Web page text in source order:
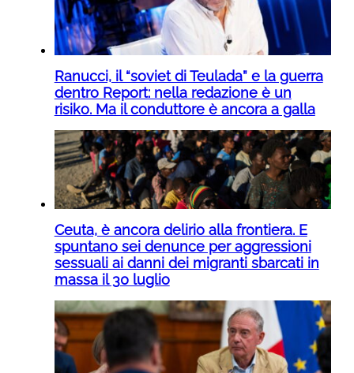
Ranucci, il “soviet di Teulada” e la guerra
dentro Report: nella redazione è un
risiko. Ma il conduttore è ancora a galla
Ceuta, è ancora delirio alla frontiera. E
spuntano sei denunce per aggressioni
sessuali ai danni dei migranti sbarcati in
massa il 30 luglio